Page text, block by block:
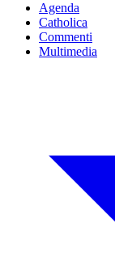
Agenda
Catholica
Commenti
Multimedia